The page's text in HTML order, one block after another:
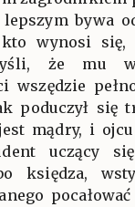
bywa
kto wynosi
że mu
wszędzie
poduczył się
mądry, i
uczący
księdza,